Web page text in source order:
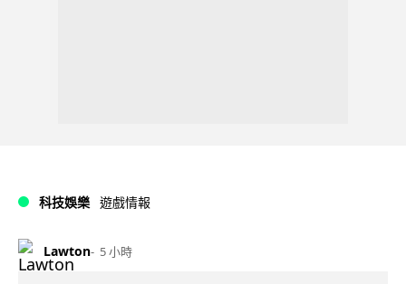
科技娛樂 遊戲情報
Lawton 5 小時